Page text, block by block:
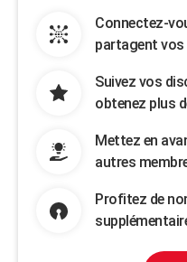
Connectez-
partagent
Suivez vos
obtenez plus
Mettez en
autres
Profitez de